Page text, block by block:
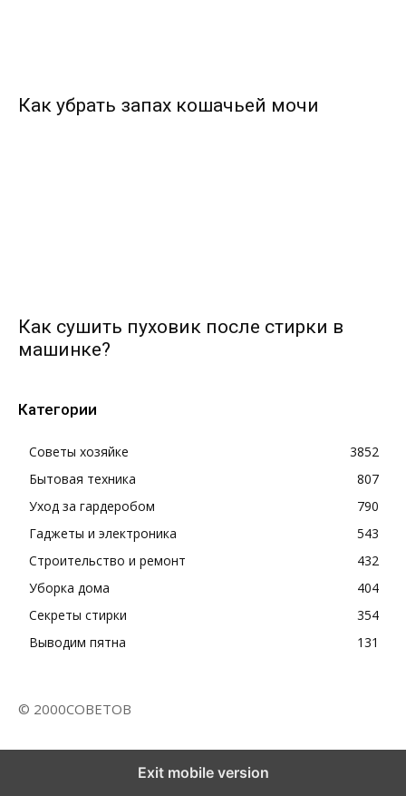
Как убрать запах кошачьей мочи
Как сушить пуховик после стирки в
машинке?
Категории
Советы хозяйке
3852
Бытовая техника
807
Уход за гардеробом
790
Гаджеты и электроника
543
Строительство и ремонт
432
Уборка дома
404
Секреты стирки
354
Выводим пятна
131
© 2000СОВЕТОВ
Exit mobile version